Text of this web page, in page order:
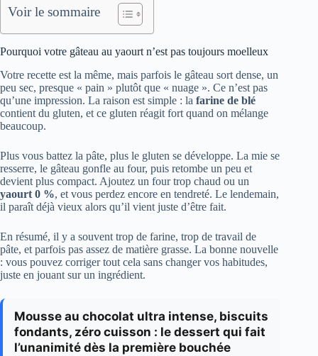
Voir le sommaire
Pourquoi votre gâteau au yaourt n’est pas toujours moelleux
Votre recette est la même, mais parfois le gâteau sort dense, un
peu sec, presque « pain » plutôt que « nuage ». Ce n’est pas
qu’une impression. La raison est simple : la farine de blé
contient du gluten, et ce gluten réagit fort quand on mélange
beaucoup.
Plus vous battez la pâte, plus le gluten se développe. La mie se
resserre, le gâteau gonfle au four, puis retombe un peu et
devient plus compact. Ajoutez un four trop chaud ou un
yaourt 0 %, et vous perdez encore en tendreté. Le lendemain,
il paraît déjà vieux alors qu’il vient juste d’être fait.
En résumé, il y a souvent trop de farine, trop de travail de
pâte, et parfois pas assez de matière grasse. La bonne nouvelle
: vous pouvez corriger tout cela sans changer vos habitudes,
juste en jouant sur un ingrédient.
Mousse au chocolat ultra intense, biscuits
fondants, zéro cuisson : le dessert qui fait
l’unanimité dès la première bouchée